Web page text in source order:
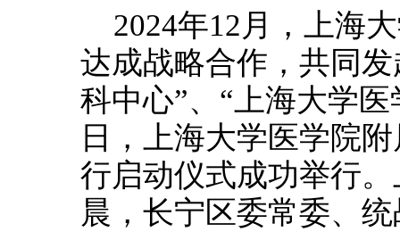
2024年12月，上海
达成战略合作，共同
科中心”、“上海大学
日，上海大学医学院
行启动仪式成功举行
晨，长宁区委常委、